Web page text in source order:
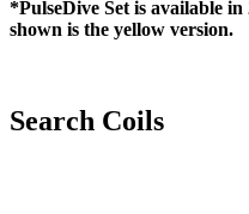
*PulseDive Set is available
shown is the yellow version.
Search Coils